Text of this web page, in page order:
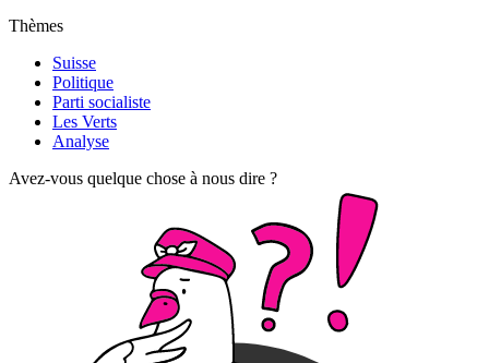
Thèmes
Suisse
Politique
Parti socialiste
Les Verts
Analyse
Avez-vous quelque chose à nous dire ?